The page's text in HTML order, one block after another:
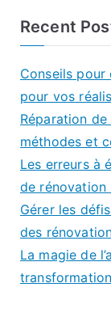
Recent
Conseils
pour vos
Réparation
méthodes et
Les erreurs à
de rénovation
Gérer les
des
La magie de